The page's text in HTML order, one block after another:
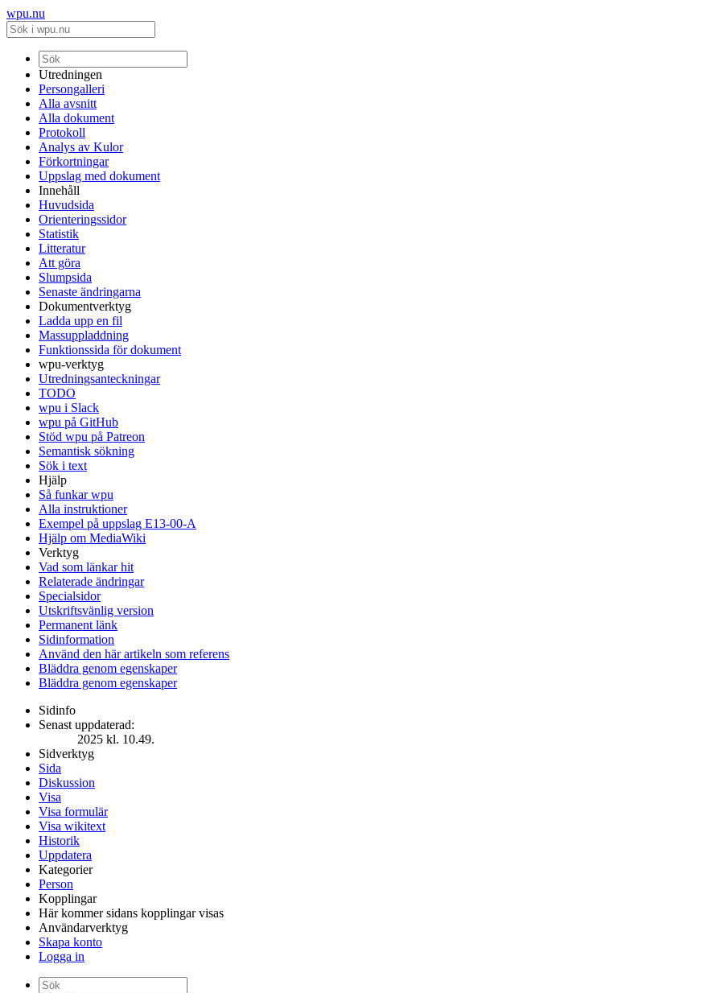
wpu.nu
Utredningen
Persongalleri
Alla avsnitt
Alla dokument
Protokoll
Analys av Kulor
Förkortningar
Uppslag med dokument
Innehåll
Huvudsida
Orienteringssidor
Statistik
Litteratur
Att göra
Slumpsida
Senaste ändringarna
Dokumentverktyg
Ladda upp en fil
Massuppladdning
Funktionssida för dokument
wpu-verktyg
Utredningsanteckningar
TODO
wpu i Slack
wpu på GitHub
Stöd wpu på Patreon
Semantisk sökning
Sök i text
Hjälp
Så funkar wpu
Alla instruktioner
Exempel på uppslag E13-00-A
Hjälp om MediaWiki
Verktyg
Vad som länkar hit
Relaterade ändringar
Specialsidor
Utskriftsvänlig version
Permanent länk
Sidinformation
Använd den här artikeln som referens
Bläddra genom egenskaper
Bläddra genom egenskaper
Sidinfo
Senast uppdaterad:
2025 kl. 10.49.
Sidverktyg
Sida
Diskussion
Visa
Visa formulär
Visa wikitext
Historik
Uppdatera
Kategorier
Person
Kopplingar
Här kommer sidans kopplingar visas
Användarverktyg
Skapa konto
Logga in